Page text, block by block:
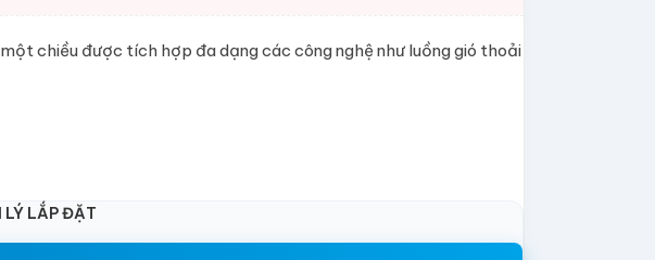
chiều được tích hợp đa dạng các công nghệ như luồng gió thoải
LÝ LẮP ĐẶT